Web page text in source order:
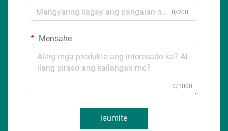
0/200
Mensahe
0/1000
Isumite